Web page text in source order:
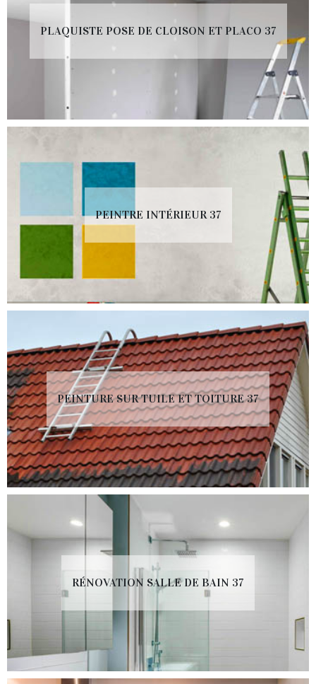
PLAQUISTE POSE DE CLOISON ET PLACO 37
PEINTRE INTÉRIEUR 37
PEINTURE SUR TUILE ET TOITURE 37
RÉNOVATION SALLE DE BAIN 37